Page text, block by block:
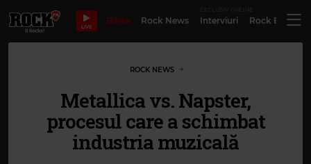
LIVE
Bilete Rock News Interviuri Rock
ROCK NEWS
Metallica vs. Napster,
procesul care a schimbat
industria muzicală